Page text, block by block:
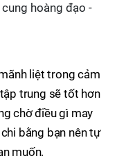
liệt trong cảm
trung sẽ tốt hơn
chờ điều gì may
bằng bạn nên tự
muốn.